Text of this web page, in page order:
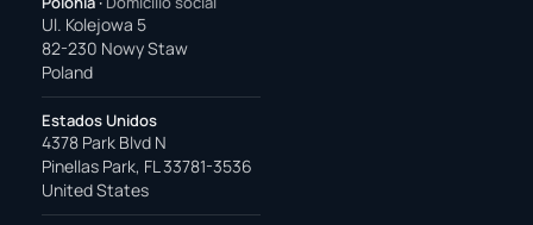
Ul. Kolejowa 5
82-230 Nowy Staw
Poland
Estados Unidos
4378 Park Blvd N
Pinellas Park, FL 33781-3536
United States